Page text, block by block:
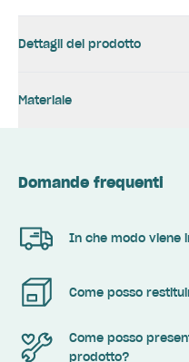
Dettagli del prodotto
Materiale
Domande frequenti
In che modo viene
Come posso
Come posso
prodotto?